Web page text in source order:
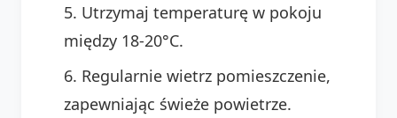
Utrzymaj temperaturę w pokoju
między 18-20°C.
Regularnie wietrz pomieszczenie,
zapewniając świeże powietrze.